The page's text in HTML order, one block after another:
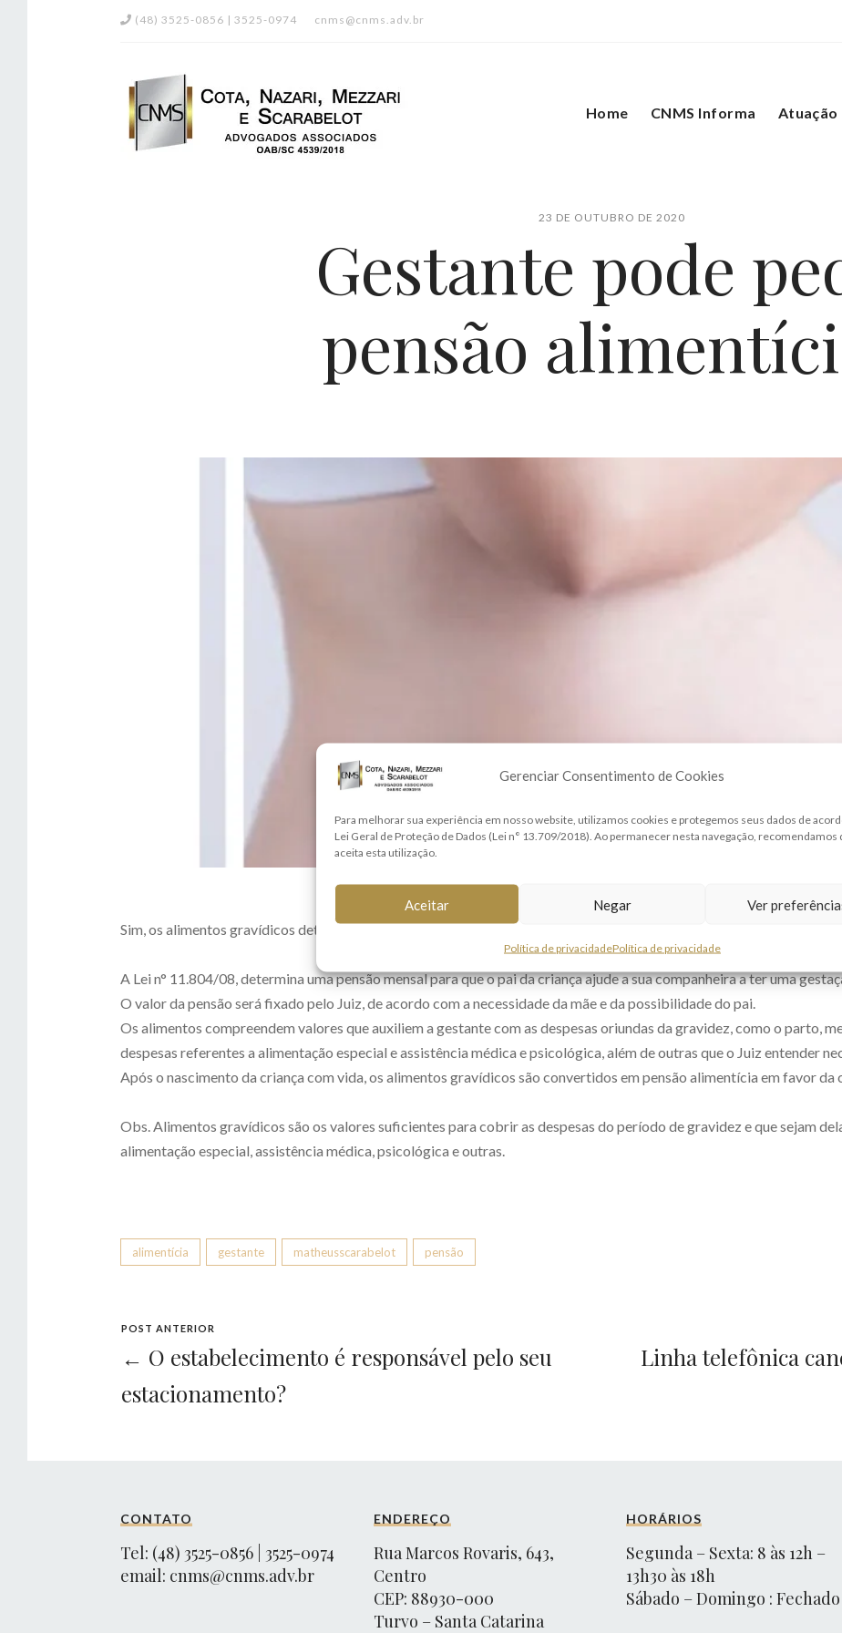
Gerenciar Consentimento de Cookies
Para melhorar sua experiência em nosso website, utilizamos cookies e protegemos seus dados de
Lei Geral de Proteção de Dados (Lei n° 13.709/2018). Ao permanecer nesta navegação, recomendamos
aceita esta utilização.
Aceitar Negar Ver
Política de privacidadePolítica de privacidade
(48) 3525-0856 | 3525-0974 cnms@cnms.adv.br
Home CNMS Informa Atuação
23 DE OUTUBRO DE 2020
Gestante pode
pensão
Sim, os alimentos gravídicos determinam que o futuro pai auxilie financeiramente a mãe da criança durante a gestação.
A Lei n° 11.804/08, determina uma pensão mensal para que o pai da criança ajude a sua companheira a ter uma
O valor da pensão será fixado pelo Juiz, de acordo com a necessidade da mãe e da possibilidade do pai.
Os alimentos compreendem valores que auxiliem a gestante com as despesas oriundas da gravidez, como o parto,
despesas referentes a alimentação especial e assistência médica e psicológica, além de outras que o Juiz entender
Após o nascimento da criança com vida, os alimentos gravídicos são convertidos em pensão alimentícia em favor da
Obs. Alimentos gravídicos são os valores suficientes para cobrir as despesas do período de gravidez e que sejam
alimentação especial, assistência médica, psicológica e outras.
alimentícia gestante matheusscarabelot pensão
POST ANTERIOR
← O estabelecimento é responsável pelo seu
estacionamento?
Linha telefônica
CONTATO
Tel: (48) 3525-0856 | 3525-0974
email: cnms@cnms.adv.br
ENDEREÇO
Rua Marcos Rovaris, 643,
Centro
CEP: 88930-000
Turvo – Santa Catarina
HORÁRIOS
Segunda – Sexta: 8 às 12h –
13h30 às 18h
Sábado – Domingo : Fechado